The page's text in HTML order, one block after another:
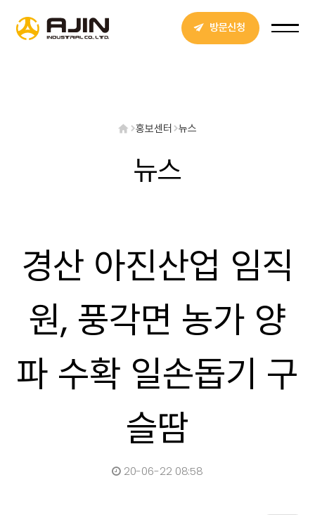
방문신청
홍보센터 뉴스
뉴스
경산 아진산업 임직
원, 풍각면 농가 양
파 수확 일손돕기 구
슬땀
20-06-22 08:58